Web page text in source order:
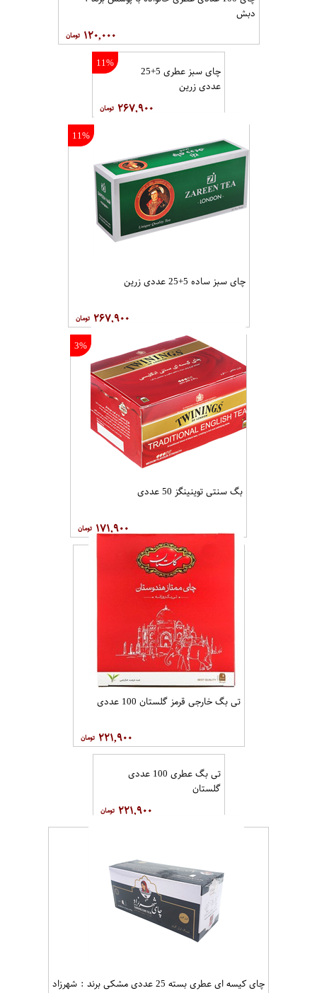
دبش
۱۲۰,۰۰۰
11%
چای سبز عطری 5+25
عددی زرین
۲۶۷,۹۰۰
11%
چای سبز ساده 5+25 عددی زرین
۲۶۷,۹۰۰
3%
بگ سنتی توینینگز 50 عددی
۱۷۱,۹۰۰
تی بگ خارجی قرمز گلستان 100 عددی
۲۲۱,۹۰۰
تی بگ عطری 100 عددی
گلستان
۲۲۱,۹۰۰
چای کیسه ای عطری بسته 25 عددی مشکی برند : شهرزاد